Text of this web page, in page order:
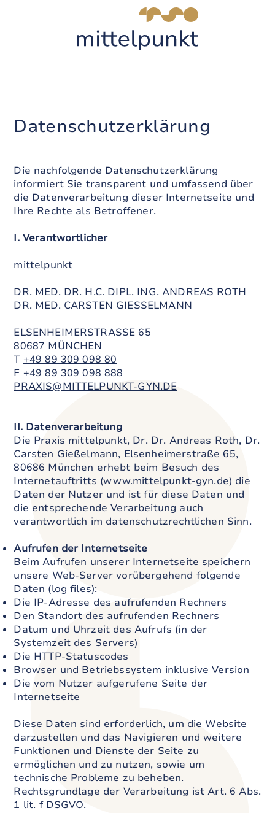
Datenschutz­erklärung
Die nachfolgende Datenschutzerklärung
informiert Sie transparent und umfassend über
die Datenverarbeitung dieser Internetseite und
Ihre Rechte als Betroffener.
I. Verantwortlicher
mittelpunkt
DR. MED. DR. H.C. DIPL. ING. ANDREAS ROTH
DR. MED. CARSTEN GIESSELMANN
ELSENHEIMERSTRASSE 65
80687 MÜNCHEN
T +4989 309 098 80
F +4989 309 098 888
PRAXIS@MITTELPUNKT-GYN.DE
II. Datenverarbeitung
Die Praxis mittelpunkt, Dr. Dr. Andreas Roth, Dr.
Carsten Gießelmann, Elsenheimerstraße 65,
80686 München erhebt beim Besuch des
Internetauftritts (www.mittelpunkt-gyn.de) die
Daten der Nutzer und ist für diese Daten und
die entsprechende Verarbeitung auch
verantwortlich im datenschutzrechtlichen Sinn.
Aufrufen der Internetseite
Beim Aufrufen unserer Internetseite speichern
unsere Web-Server vorübergehend folgende
Daten (log files):
Die IP-Adresse des aufrufenden Rechners
Den Standort des aufrufenden Rechners
Datum und Uhrzeit des Aufrufs (in der
Systemzeit des Servers)
Die HTTP-Statuscodes
Browser und Betriebssystem inklusive Version
Die vom Nutzer aufgerufene Seite der
Internetseite
Diese Daten sind erforderlich, um die Website
darzustellen und das Navigieren und weitere
Funktionen und Dienste der Seite zu
ermöglichen und zu nutzen, sowie um
technische Probleme zu beheben.
Rechtsgrundlage der Verarbeitung ist Art. 6 Abs.
1 lit. f DSGVO.